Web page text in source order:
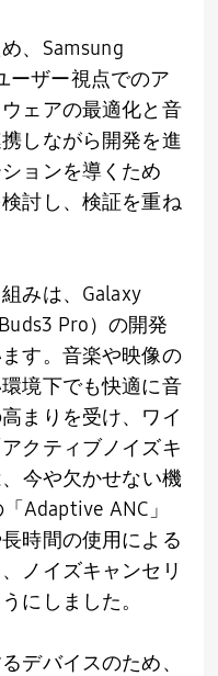
、 Samsung
ーザー視点でのア
ェアの最適化と音
しながら開発を進
ョンを導くため
討し、検証を重ね
みは、 Galaxy
Buds3 Pro）の開発
す。音楽や映像の
境下でも快適に音
まりを受け、ワイ
クティブノイズキ
、今や欠かせない機
Adaptive ANC 」
時間の使用による
ノイズキャンセリ
にしました。
デバイスのため、